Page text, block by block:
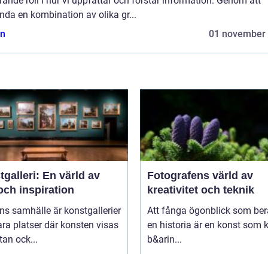
en kombination av olika gr...
01 november
En värld av
inspiration
samhälle är konstgallerier
platser där konsten visas
ock...
Fotografens värld av
kreativitet och teknik
Att fånga ögonblick som
en historia är en konst som
b&arin...